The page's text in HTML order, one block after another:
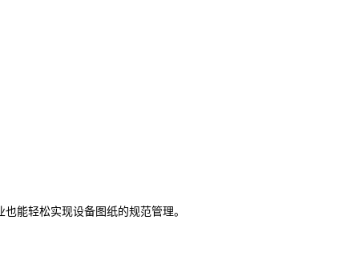
能轻松实现设备图纸的规范管理。